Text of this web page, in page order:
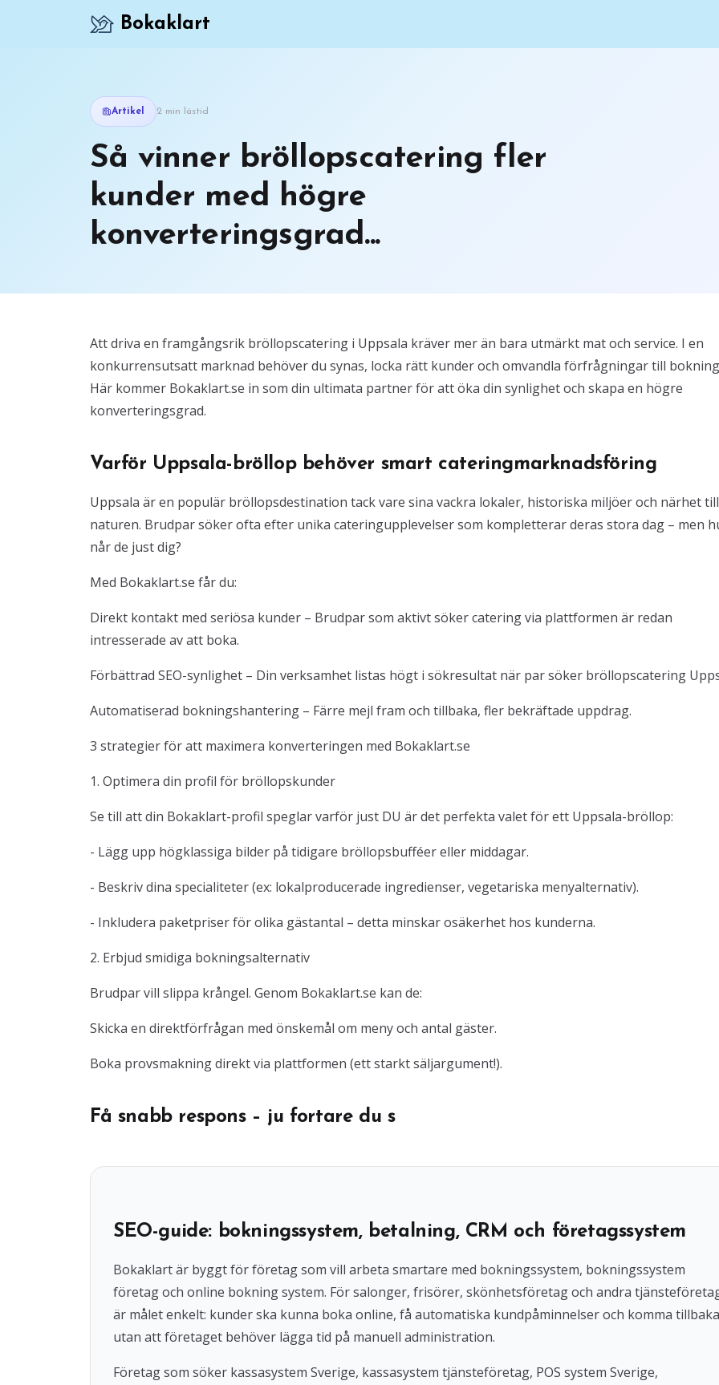
Bokaklart
Artikel 2 min lästid
Så vinner bröllopscatering fler
kunder med högre
konverteringsgrad...
Att driva en framgångsrik bröllopscatering i Uppsala kräver mer än bara utmärkt mat och service. I en
konkurrensutsatt marknad behöver du synas, locka rätt kunder och omvandla förfrågningar till
Här kommer Bokaklart.se in som din ultimata partner för att öka din synlighet och skapa en högre
konverteringsgrad.
Varför Uppsala-bröllop behöver smart cateringmarknadsföring
Uppsala är en populär bröllopsdestination tack vare sina vackra lokaler, historiska miljöer och närhet till
naturen. Brudpar söker ofta efter unika cateringupplevelser som kompletterar deras stora dag – men
når de just dig?
Med Bokaklart.se får du:
Direkt kontakt med seriösa kunder – Brudpar som aktivt söker catering via plattformen är redan
intresserade av att boka.
Förbättrad SEO-synlighet – Din verksamhet listas högt i sökresultat när par söker bröllopscatering
Automatiserad bokningshantering – Färre mejl fram och tillbaka, fler bekräftade uppdrag.
3 strategier för att maximera konverteringen med Bokaklart.se
1. Optimera din profil för bröllopskunder
Se till att din Bokaklart-profil speglar varför just DU är det perfekta valet för ett Uppsala-bröllop:
- Lägg upp högklassiga bilder på tidigare bröllopsbufféer eller middagar.
- Beskriv dina specialiteter (ex: lokalproducerade ingredienser, vegetariska menyalternativ).
- Inkludera paketpriser för olika gästantal – detta minskar osäkerhet hos kunderna.
2. Erbjud smidiga bokningsalternativ
Brudpar vill slippa krångel. Genom Bokaklart.se kan de:
Skicka en direktförfrågan med önskemål om meny och antal gäster.
Boka provsmakning direkt via plattformen (ett starkt säljargument!).
Få snabb respons – ju fortare du s
SEO-guide: bokningssystem, betalning, CRM och företagssystem
Bokaklart är byggt för företag som vill arbeta smartare med bokningssystem, bokningssystem
företag och online bokning system. För salonger, frisörer, skönhetsföretag och andra
är målet enkelt: kunder ska kunna boka online, få automatiska kundpåminnelser och komma tillbaka
utan att företaget behöver lägga tid på manuell administration.
Företag som söker kassasystem Sverige, kassasystem tjänsteföretag, POS system Sverige,